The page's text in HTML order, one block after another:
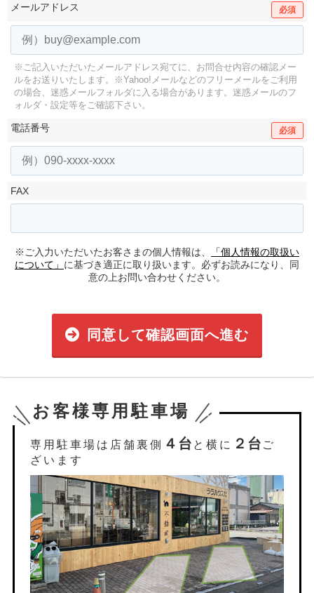
メールアドレス 必須
※ご記入いただいたメールアドレス宛てに、お問合せ内容の確認メー
ルをお送りいたします。
※Yahoo!メールなどのフリーメールをご利用
の場合、迷惑メールフォルダに入る場合があります。 迷惑メールのフ
ォルダ・設定等をご確認下さい。
電話番号 必須
FAX
※ご入力いただいたお客さまの個人情報は、
「個人情報の取扱い
について」 に基づき適正に取り扱います。必ずお読みになり、同
意の上お問い合わせください。
同意して確認画面へ進む
お客様専用駐車場
専用駐車場は店舗裏側 ４台 と横に ２台 ご
ざいます